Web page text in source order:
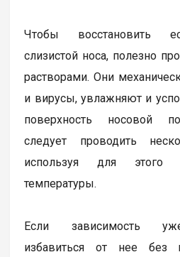
Чтобы восстановить
слизистой носа, полезно
растворами. Они
и вирусы, увлажняют и
поверхность носовой
следует проводить
используя для этого
температуры.
Если зависимость
избавиться от нее без